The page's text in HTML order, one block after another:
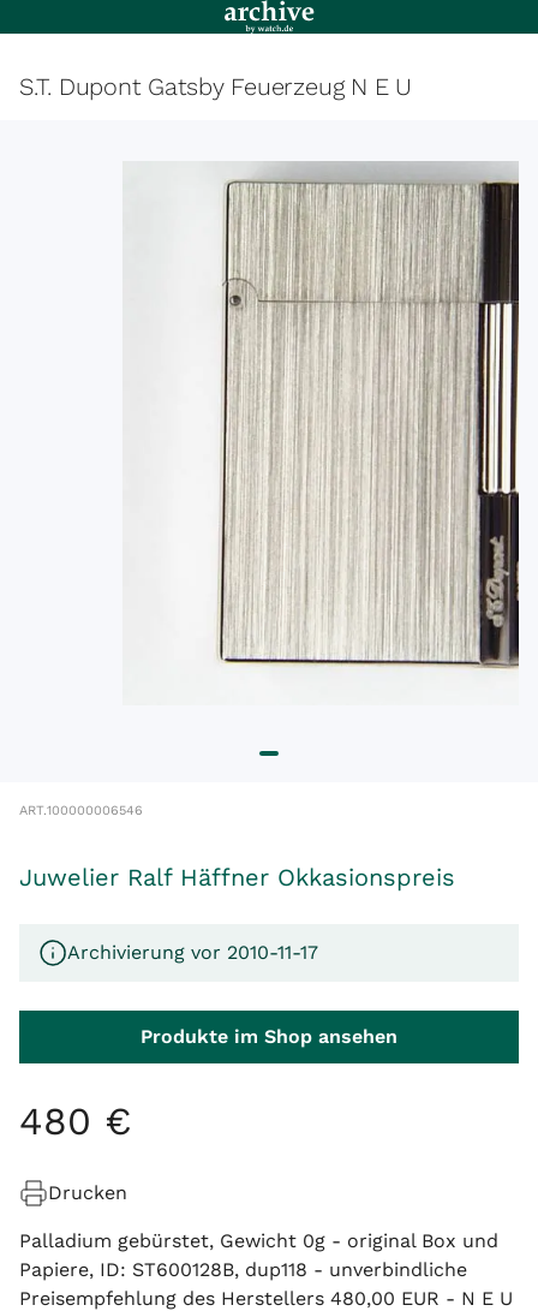
S.T. Dupont Gatsby Feuerzeug N E U
ART.100000006546
Juwelier Ralf Häffner Okkasionspreis
Archivierung vor 2010-11-17
Produkte im Shop ansehen
480 €
Drucken
Palladium gebürstet, Gewicht 0g - original Box und
Papiere, ID: ST600128B, dup118 - unverbindliche
Preisempfehlung des Herstellers 480,00 EUR - N E U